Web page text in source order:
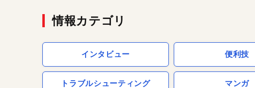
情報カテゴリ
インタビュー 便利技
トラブルシューティング マンガ